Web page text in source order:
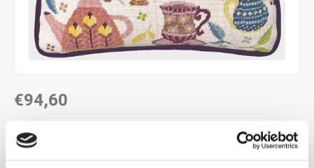
€94,60
LEVERTIJD: CA. 2 - 4 WEKEN